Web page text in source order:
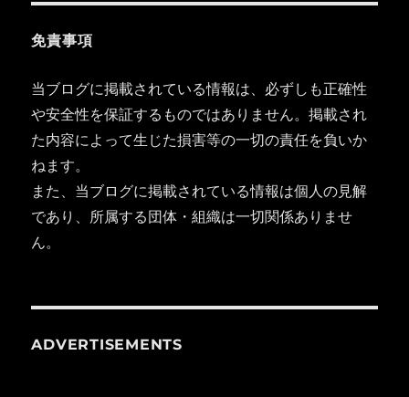
免責事項
当ブログに掲載されている情報は、必ずしも正確性
や安全性を保証するものではありません。掲載され
た内容によって生じた損害等の一切の責任を負いか
ねます。
また、当ブログに掲載されている情報は個人の見解
であり、所属する団体・組織は一切関係ありませ
ん。
ADVERTISEMENTS